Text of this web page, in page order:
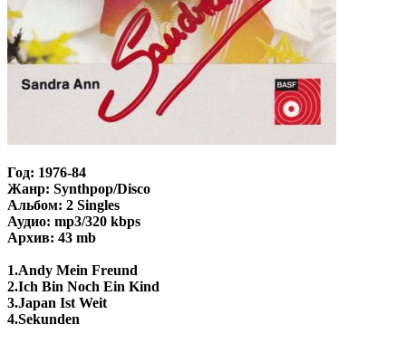
Год: 1976-84
Жанр: Synthpop/Disco
Альбом: 2 Singles
Аудио: mp3/320 kbps
Архив: 43 mb
1.Andy Mein Freund
2.Ich Bin Noch Ein Kind
3.Japan Ist Weit
4.Sekunden